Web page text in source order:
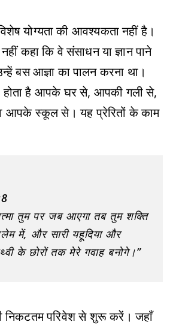
योग्यता की आवश्यकता नहीं है।
कहा कि वे संसाधन या ज्ञान पाने
बस आज्ञा का पालन करना था।
होता है आपके घर से, आपकी गली से,
आपके स्कूल से। यह प्रेरितों के काम
तुम पर जब आएगा तब तुम शक्ति
में, और सारी यहूदिया और
के छोरों तक मेरे गवाह बनोगे।”
निकटतम परिवेश से शुरू करें। जहाँ